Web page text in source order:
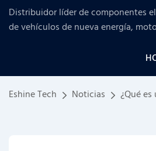
Distribuidor líder de componentes
de vehículos de nueva energía,
Eshine Tech Noticias ¿Qué